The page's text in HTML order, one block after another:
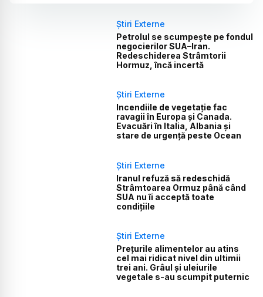
Știri Externe
Petrolul se scumpește pe fondul
negocierilor SUA–Iran.
Redeschiderea Strâmtorii
Hormuz, încă incertă
Știri Externe
Incendiile de vegetație fac
ravagii în Europa și Canada.
Evacuări în Italia, Albania și
stare de urgență peste Ocean
Știri Externe
Iranul refuză să redeschidă
Strâmtoarea Ormuz până când
SUA nu îi acceptă toate
condițiile
Știri Externe
Prețurile alimentelor au atins
cel mai ridicat nivel din ultimii
trei ani. Grâul și uleiurile
vegetale s-au scumpit puternic